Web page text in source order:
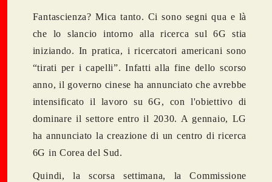
Fantascienza? Mica tanto. Ci sono segni qua e là
che lo slancio intorno alla ricerca sul 6G stia
iniziando. In pratica, i ricercatori americani sono
“tirati per i capelli”. Infatti alla fine dello scorso
anno,il governo cinese ha annunciato che avrebbe
intensificato il lavoro su 6G, con l'obiettivo di
dominare il settore entro il 2030. A gennaio, LG
haannunciato la creazione di un centro di ricerca
6G in Corea del Sud.
Quindi, la scorsa settimana, la Commissione